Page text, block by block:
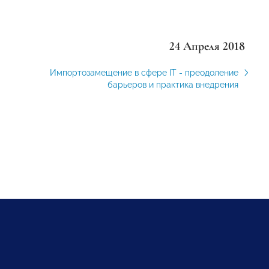
24 Апреля 2018
Импортозамещение в сфере IT - преодоление
барьеров и практика внедрения